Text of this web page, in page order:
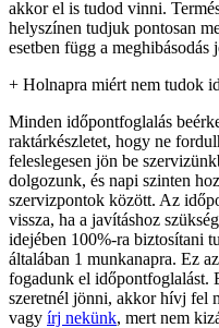
akkor el is tudod vinni.
helyszínen tudjuk pontosan
esetben függ a meghibásodás
+ Holnapra miért nem tudok
Minden időpontfoglalás
raktárkészletet, hogy ne
feleslegesen jön be
dolgozunk, és napi szinten
szervizpontok között. Az
vissza, ha a javításhoz
idejében 100%-ra biztosítani
általában 1 munkanapra. Ez
fogadunk el időpontfoglalást.
szeretnél jönni, akkor hívj fel
vagy írj nekünk, mert nem